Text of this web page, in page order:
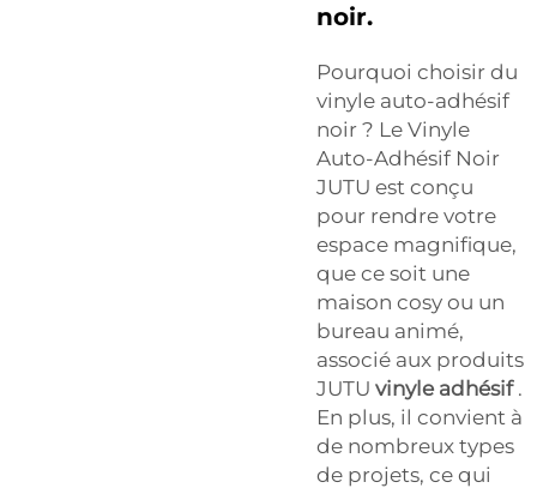
noir.
Pourquoi choisir du
vinyle auto-adhésif
noir ? Le Vinyle
Auto-Adhésif Noir
JUTU est conçu
pour rendre votre
espace magnifique,
que ce soit une
maison cosy ou un
bureau animé,
associé aux produits
JUTU vinyle adhésif .
En plus, il convient à
de nombreux types
de projets, ce qui